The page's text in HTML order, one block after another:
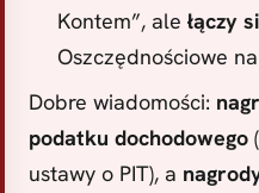
Kontem”, ale łączy
Oszczędnościowe
Dobre wiadomości:
podatku dochodowego
ustawy o PIT), a